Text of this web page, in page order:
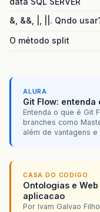
&, &&, |, ||. Qndo
O método split
ALURA
Git Flow:
Entenda o que é Git
branches como
além de vantagens e
CASA DO CODIGO
Ontologias e
aplicacao
Por Ivam Galvao